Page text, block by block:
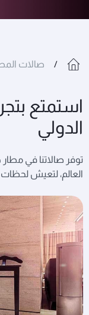
صالات
استمتع
الدولي
توفر صالاتنا في
العالم، لتعيش